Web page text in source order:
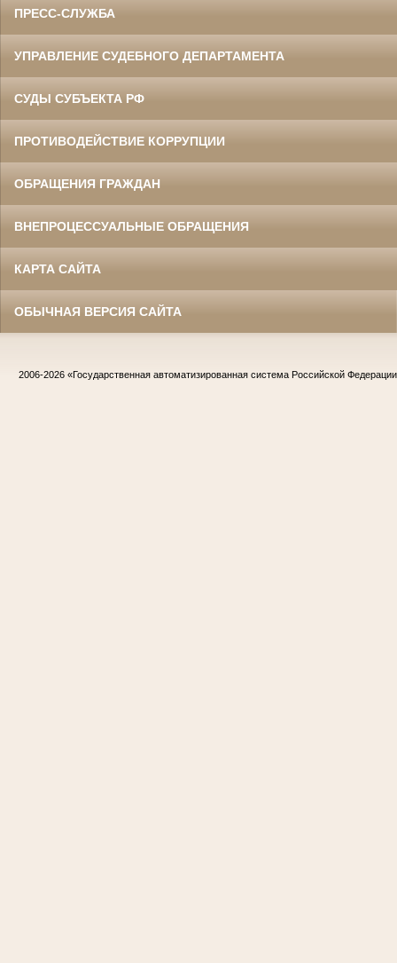
ПРЕСС-СЛУЖБА
УПРАВЛЕНИЕ СУДЕБНОГО ДЕПАРТАМЕНТА
СУДЫ СУБЪЕКТА РФ
ПРОТИВОДЕЙСТВИЕ КОРРУПЦИИ
ОБРАЩЕНИЯ ГРАЖДАН
ВНЕПРОЦЕССУАЛЬНЫЕ ОБРАЩЕНИЯ
КАРТА САЙТА
ОБЫЧНАЯ ВЕРСИЯ САЙТА
2006-2026 «Государственная автоматизированная система Российской